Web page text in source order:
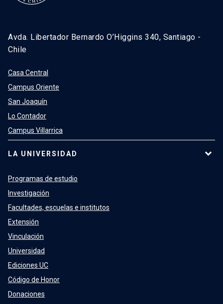
Avda. Libertador Bernardo O’Higgins 340, Santiago -
Chile
Casa Central
Campus Oriente
San Joaquín
Lo Contador
Campus Villarrica
LA UNIVERSIDAD
Programas de estudio
Investigación
Facultades, escuelas e institutos
Extensión
Vinculación
Universidad
Ediciones UC
Código de Honor
Donaciones